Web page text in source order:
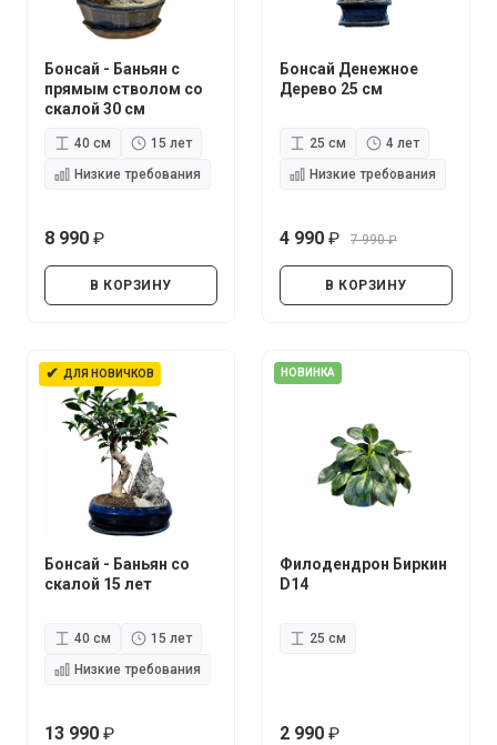
Бонсай - Баньян с
прямым стволом со
скалой 30 см
40 см
15 лет
Низкие требования
8 990
В КОРЗИНУ
Бонсай Денежное
Дерево 25 см
25 см
4 лет
Низкие требования
4 990
7 990
В КОРЗИНУ
✔ ДЛЯ НОВИЧКОВ
Бонсай - Баньян со
скалой 15 лет
40 см
15 лет
Низкие требования
13 990
НОВИНКА
Филодендрон Биркин
D14
25 см
2 990